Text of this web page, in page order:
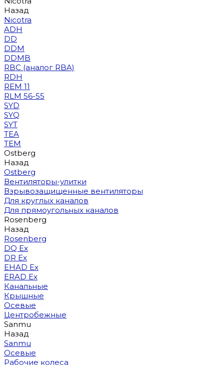
Назад
Nicotra
ADH
DD
DDM
DDMB
RBC (аналог RBA)
RDH
REM 11
RLM 56-55
SYD
SYQ
SYT
TEA
TEM
Ostberg
Назад
Ostberg
Вентиляторы-улитки
Взрывозащищенные вентиляторы
Для круглых каналов
Для прямоугольных каналов
Rosenberg
Назад
Rosenberg
DQ Ex
DR Ex
EHAD Ex
ERAD Ex
Канальные
Крышные
Осевые
Центробежные
Sanmu
Назад
Sanmu
Осевые
Рабочие колеса